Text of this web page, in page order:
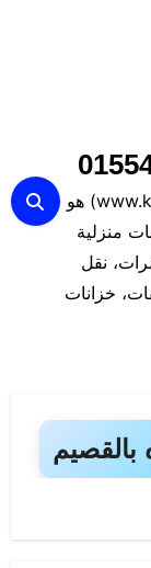
موقع "كفاءات المثالية" (www.kafaat-ksa.vip) هو
منزلية
نقل
خزانات